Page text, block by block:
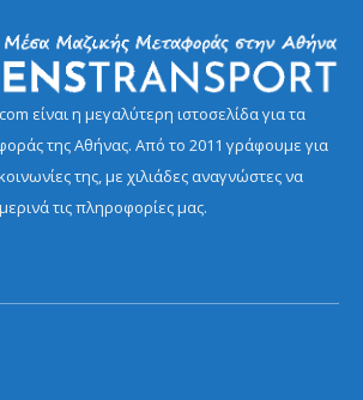
είναι η μεγαλύτερη ιστοσελίδα για τα
της Αθήνας. Από το 2011 γράφουμε για
της, με χιλιάδες αναγνώστες να
τις πληροφορίες μας.